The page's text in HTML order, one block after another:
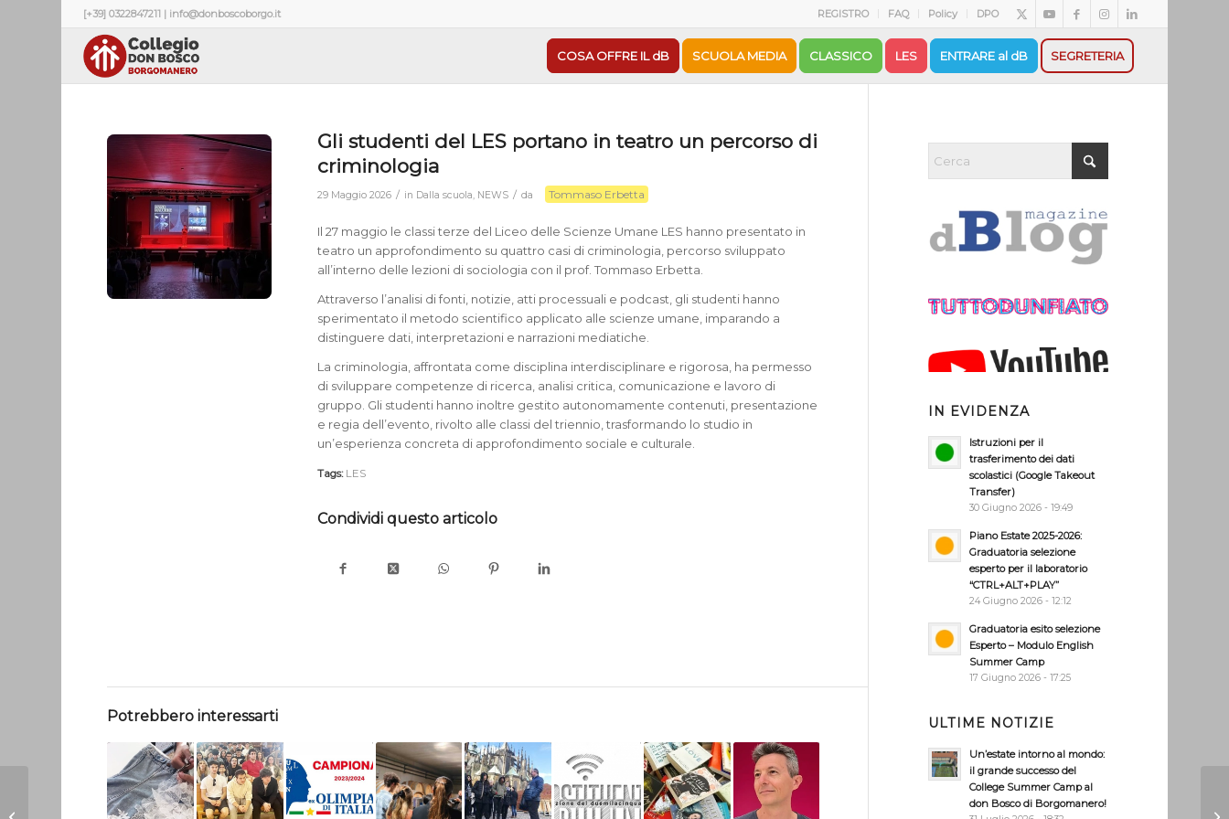
REGISTRO FAQ Policy DPO
[+39] 0322847211 | info@donboscoborgo.it
COSA OFFRE IL dB SCUOLA MEDIA CLASSICO LES ENTRARE al dB SEGRETERIA
Gli studenti del LES portano in teatro un percorso di
criminologia
29 Maggio 2026 / in Dalla scuola, NEWS / da Tommaso Erbetta
Il 27 maggio le classi terze del Liceo delle Scienze Umane LES hanno presentato in
teatro un approfondimento su quattro casi di criminologia, percorso sviluppato
all’interno delle lezioni di sociologia con il prof. Tommaso Erbetta.
Attraverso l’analisi di fonti, notizie, atti processuali e podcast, gli studenti hanno
sperimentato il metodo scientifico applicato alle scienze umane, imparando a
distinguere dati, interpretazioni e narrazioni mediatiche.
La criminologia, affrontata come disciplina interdisciplinare e rigorosa, ha permesso
di sviluppare competenze di ricerca, analisi critica, comunicazione e lavoro di
gruppo. Gli studenti hanno inoltre gestito autonomamente contenuti, presentazione
e regia dell’evento, rivolto alle classi del triennio, trasformando lo studio in
un’esperienza concreta di approfondimento sociale e culturale.
Tags: LES
Condividi questo articolo
Potrebbero interessarti
IN EVIDENZA
Istruzioni per il
trasferimento dei dati
scolastici (Google Takeout
Transfer)
30 Giugno 2026 - 19:49
Piano Estate 2025-2026:
Graduatoria selezione
esperto per il laboratorio
“CTRL+ALT+PLAY”
24 Giugno 2026 - 12:12
Graduatoria esito selezione
Esperto – Modulo English
Summer Camp
17 Giugno 2026 - 17:25
ULTIME NOTIZIE
Un’estate intorno al mondo:
il grande successo del
College Summer Camp al
don Bosco di Borgomanero!
Pippo Ricci al don